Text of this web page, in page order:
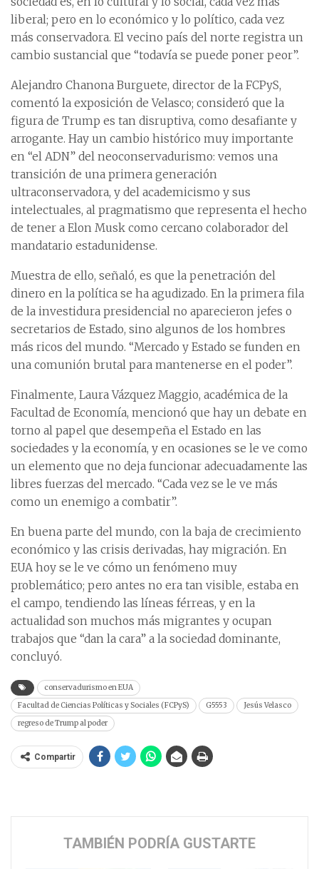
liberal; pero en lo económico y lo político, cada vez
más conservadora. El vecino país del norte registra un
cambio sustancial que “todavía se puede poner peor”.
Alejandro Chanona Burguete, director de la FCPyS,
comentó la exposición de Velasco; consideró que la
figura de Trump es tan disruptiva, como desafiante y
arrogante. Hay un cambio histórico muy importante
en “el ADN” del neoconservadurismo: vemos una
transición de una primera generación
ultraconservadora, y del academicismo y sus
intelectuales, al pragmatismo que representa el hecho
de tener a Elon Musk como cercano colaborador del
mandatario estadunidense.
Muestra de ello, señaló, es que la penetración del
dinero en la política se ha agudizado. En la primera fila
de la investidura presidencial no aparecieron jefes o
secretarios de Estado, sino algunos de los hombres
más ricos del mundo. “Mercado y Estado se funden en
una comunión brutal para mantenerse en el poder”.
Finalmente, Laura Vázquez Maggio, académica de la
Facultad de Economía, mencionó que hay un debate en
torno al papel que desempeña el Estado en las
sociedades y la economía, y en ocasiones se le ve como
un elemento que no deja funcionar adecuadamente las
libres fuerzas del mercado. “Cada vez se le ve más
como un enemigo a combatir”.
En buena parte del mundo, con la baja de crecimiento
económico y las crisis derivadas, hay migración. En
EUA hoy se le ve cómo un fenómeno muy
problemático; pero antes no era tan visible, estaba en
el campo, tendiendo las líneas férreas, y en la
actualidad son muchos más migrantes y ocupan
trabajos que “dan la cara” a la sociedad dominante,
concluyó.
conservadurismo en EUA
Facultad de Ciencias Políticas y Sociales (FCPyS)
G5553
Jesús Velasco
regreso de Trump al poder
Compartir
TAMBIÉN PODRÍA GUSTARTE